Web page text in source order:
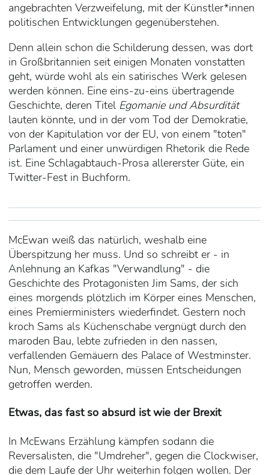
angebrachten Verzweifelung, mit der Künstler*innen
politischen Entwicklungen gegenüberstehen.
Denn allein schon die Schilderung dessen, was dort
in Großbritannien seit einigen Monaten vonstatten
geht, würde wohl als ein satirisches Werk gelesen
werden können. Eine eins-zu-eins übertragende
Geschichte, deren Titel Egomanie und Absurdität
lauten könnte, und in der vom Tod der Demokratie,
von der Kapitulation vor der EU, von einem "toten"
Parlament und einer unwürdigen Rhetorik die Rede
ist. Eine Schlagabtauch-Prosa allererster Güte, ein
Twitter-Fest in Buchform.
McEwan weiß das natürlich, weshalb eine
Überspitzung her muss. Und so schreibt er - in
Anlehnung an Kafkas "Verwandlung" - die
Geschichte des Protagonisten Jim Sams, der sich
eines morgends plötzlich im Körper eines Menschen,
eines Premierministers wiederfindet. Gestern noch
kroch Sams als Küchenschabe vergnügt durch den
maroden Bau, lebte zufrieden in den nassen,
verfallenden Gemäuern des Palace of Westminster.
Nun, Mensch geworden, müssen Entscheidungen
getroffen werden.
Etwas, das fast so absurd ist wie der Brexit
In McEwans Erzählung kämpfen sodann die
Reversalisten, die "Umdreher", gegen die Clockwiser,
die dem Laufe der Uhr weiterhin folgen wollen. Der